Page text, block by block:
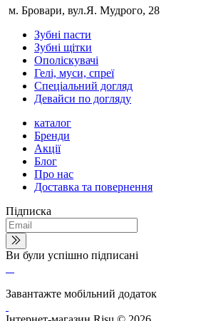
м. Бровари, вул.Я. Мудрого, 28
Зубні пасти
Зубні щітки
Ополіскувачі
Гелі, муси, спреї
Спеціальний догляд
Девайси по догляду
каталог
Бренди
Акції
Блог
Про нас
Доставка та повернення
Підписка
Ви були успішно підписані
Завантажте мобільний додаток